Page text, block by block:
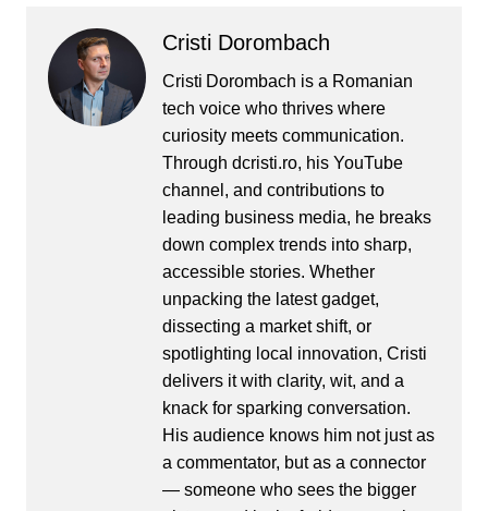
Cristi Dorombach
Cristi Dorombach is a Romanian
tech voice who thrives where
curiosity meets communication.
Through dcristi.ro, his YouTube
channel, and contributions to
leading business media, he breaks
down complex trends into sharp,
accessible stories. Whether
unpacking the latest gadget,
dissecting a market shift, or
spotlighting local innovation, Cristi
delivers it with clarity, wit, and a
knack for sparking conversation.
His audience knows him not just as
a commentator, but as a connector
— someone who sees the bigger